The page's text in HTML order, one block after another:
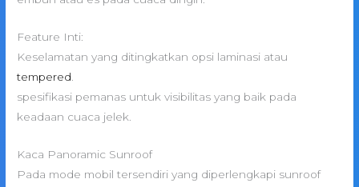
Feature Inti:
Keselamatan yang ditingkatkan opsi laminasi atau
tempered
spesifikasi pemanas untuk visibilitas yang baik pada
keadaan cuaca jelek.
Kaca Panoramic Sunroof
Pada mode mobil tersendiri yang diperlengkapi sunroof